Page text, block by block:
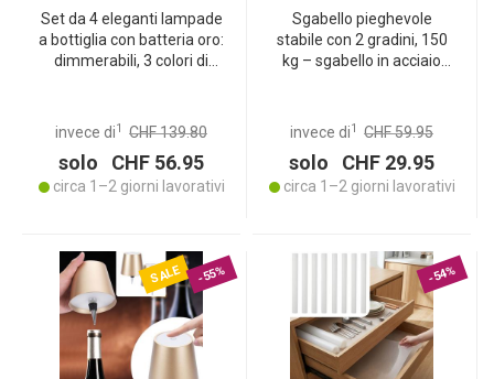
Set da 4 eleganti lampade
a bottiglia con batteria oro:
dimmerabili, 3 colori di
d’atmosfera
invece di1 CHF 139.80
solo CHF 56.95
circa 1–2 giorni lavorativi
Sgabello pieghevole
stabile con 2 gradini, 150
kg – sgabello in acciaio
lavorare in sicurezza
invece di1 CHF 59.95
solo CHF 29.95
circa 1–2 giorni lavorativi
SALE -55% -54%